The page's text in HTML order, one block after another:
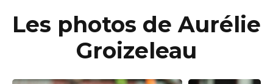
Les photos de Aurélie
Groizeleau